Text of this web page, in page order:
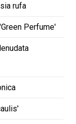
rufa
Perfume'